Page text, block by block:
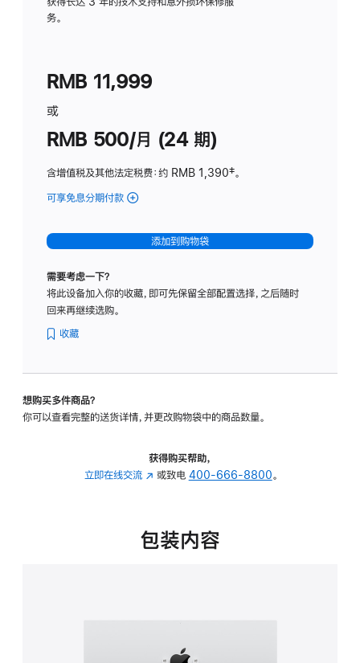
务。
RMB 11,999
或
RMB 500/月 (24 期)
含增值税及其他法定税费：约 RMB 1,390脚
‡。
可享免息分期付款 (Studio
-
标
璃
转
的
添加到购物袋
需要考虑一下？
将此设备加入你的收藏，即可先保留全部配置选择，之后随时
回来再继续选购。
收藏
想购买多件商品？
你可以查看完整的送货详情，并更改购物袋中的商品数量。
获得购买帮助，
立即在线交流 (在
中
或致电 400-666-8800。
包装内容